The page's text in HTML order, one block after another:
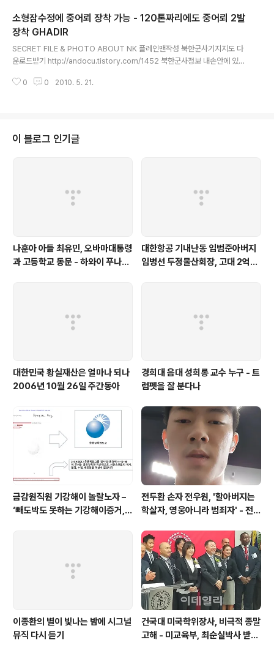
0052200157.html?Dep1=news&Dep2=top&Dep3=top 이 카탈로그
가 이번 천안함 침몰의 주범(主犯)을 밝히는 데 1등 공신 역할을 했다. 카탈로그
에 들어 있던 설계도면과 제원을 통해 이번에 천안함을..
소형잠수정에 중어뢰 장착 가능 - 120톤짜리에도 중어뢰 2발
장착 GHADIR
SECRET FILE & PHOTO ABOUT NK 플레인맨작성 북한군사기지지도 다
운로드받기 http://andocu.tistory.com/1452 북한군사정보 내손안에 있다
u.tistory.com/1451 북한 공군기지 [정밀 좌표] 위성으로 들여다보니 http://
p://andocu.tistory.com/1396 북한 '사곶기지'는 어떤 곳..
0 0 2010. 5. 21.
이 블로그 인기글
나훈아 아들 최유민, 오바마대통령
과 고등학교 동문 - 하와이 푸나호
대한항공 기내난동 임범준아버지
임병선 두정물산회장, 고대 2억기
대한민국 황실재산은 얼마나 되나
2006년 10월 26일 주간동아
경희대 음대 성희롱 교수 누구 - 트
럼펫을 잘 분다나
금감원직원 기강해이 놀랄노자 –
‘빼도박도 못하는 기강해이증거,
전두환 손자 전우원, '할아버지는
학살자, 영웅아니라 범죄자' - 전재
이종환의 별이 빛나는 밤에 시그널
뮤직 다시 듣기
건국대 미국학위장사, 비극적 종말
고해 - 미교육부, 최순실박사 받은